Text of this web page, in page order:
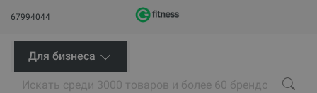
67994044
Для бизнеса